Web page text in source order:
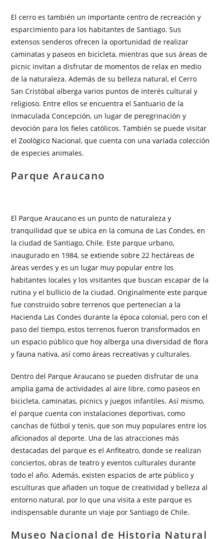
El cerro es también un importante centro de recreación y
esparcimiento para los habitantes de Santiago. Sus
extensos senderos ofrecen la oportunidad de realizar
caminatas y paseos en bicicleta, mientras que sus áreas de
picnic invitan a disfrutar de momentos de relax en medio
de la naturaleza. Además de su belleza natural, el Cerro
San Cristóbal alberga varios puntos de interés cultural y
religioso. Entre ellos se encuentra el Santuario de la
Inmaculada Concepción, un lugar de peregrinación y
devoción para los fieles católicos. También se puede visitar
el Zoológico Nacional, que cuenta con una variada colección
de especies animales.
Parque Araucano
El Parque Araucano es un punto de naturaleza y
tranquilidad que se ubica en la comuna de Las Condes, en
la ciudad de Santiago, Chile. Este parque urbano,
inaugurado en 1984, se extiende sobre 22 hectáreas de
áreas verdes y es un lugar muy popular entre los
habitantes locales y los visitantes que buscan escapar de la
rutina y el bullicio de la ciudad. Originalmente este parque
fue construido sobre terrenos que pertenecían a la
Hacienda Las Condes durante la época colonial, pero con el
paso del tiempo, estos terrenos fueron transformados en
un espacio público que hoy alberga una diversidad de flora
y fauna nativa, así como áreas recreativas y culturales.
Dentro del Parque Araucano se pueden disfrutar de una
amplia gama de actividades al aire libre, como paseos en
bicicleta, caminatas, picnics y juegos infantiles. Así mismo,
el parque cuenta con instalaciones deportivas, como
canchas de fútbol y tenis, que son muy populares entre los
aficionados al deporte. Una de las atracciones más
destacadas del parque es el Anfiteatro, donde se realizan
conciertos, obras de teatro y eventos culturales durante
todo el año. Además, existen espacios de arte público y
esculturas que añaden un toque de creatividad y belleza al
entorno natural, por lo que una visita a este parque es
indispensable durante un viaje por Santiago de Chile.
Museo Nacional de Historia Natural